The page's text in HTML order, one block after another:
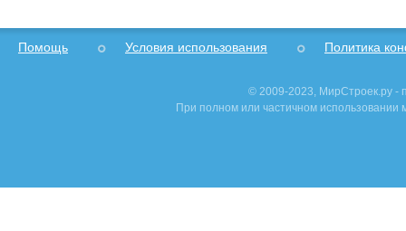
Помощь Условия использования Политика
© 2009-2023, МирСтроек.ру -
При полном или частичном использовании